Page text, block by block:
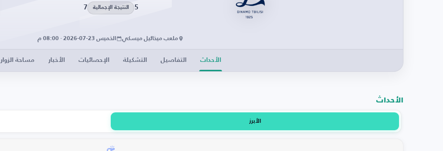
5 النتيجة الإجمالية 7
ملعب ميخائيل ميسكي الخميس 23-07-2026 · 08:00 م
الأحداث التفاصيل التشكيلة الإحصائيات الأخبار مساحة الزوار
الأحداث
الأبرز